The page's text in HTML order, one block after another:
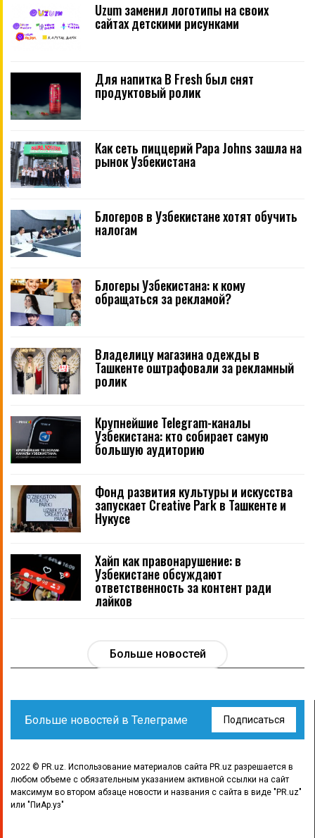
Uzum заменил логотипы на своих
сайтах детскими рисунками
Для напитка B Fresh был снят
продуктовый ролик
Как сеть пиццерий Papa Johns зашла на
рынок Узбекистана
Блогеров в Узбекистане хотят обучить
налогам
Блогеры Узбекистана: к кому
обращаться за рекламой?
Владелицу магазина одежды в
Ташкенте оштрафовали за рекламный
ролик
Крупнейшие Telegram-каналы
Узбекистана: кто собирает самую
большую аудиторию
Фонд развития культуры и искусства
запускает Creative Park в Ташкенте и
Нукусе
Хайп как правонарушение: в
Узбекистане обсуждают
ответственность за контент ради
лайков
Больше новостей
Больше новостей в Телеграме Подписаться
2022 © PR.uz. Использование материалов сайта PR.uz разрешается в
любом объеме с обязательным указанием активной ссылки на сайт
максимум во втором абзаце новости и названия с сайта в виде "PR.uz"
или "ПиАр.уз"